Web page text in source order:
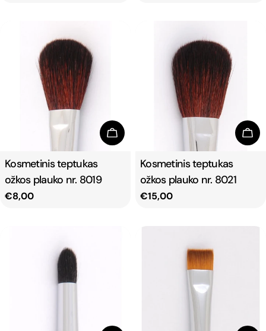
Add To Cart
Type:
Kosmetinis teptukas
ožkos plauko nr. 8019
Regular
€8,00
Type:
Kosmetinis teptukas
ožkos plauko nr. 8021
Regular
€15,00